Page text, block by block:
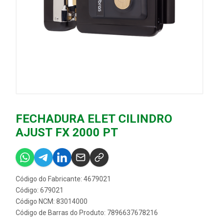
FECHADURA ELET CILINDRO
AJUST FX 2000 PT
Código do Fabricante: 4679021
Código: 679021
Código NCM: 83014000
Código de Barras do Produto: 7896637678216